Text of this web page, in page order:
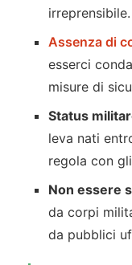
irreprensibile.
Assenza di
esserci
misure di
Status
leva nati
regola con
Non essere
da corpi
da pubblici